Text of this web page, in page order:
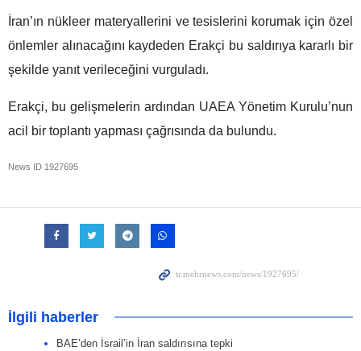
İran’ın nükleer materyallerini ve tesislerini korumak için özel
önlemler alınacağını kaydeden Erakçi bu saldırıya kararlı bir
şekilde yanıt verileceğini vurguladı.
Erakçi, bu gelişmelerin ardından UAEA Yönetim Kurulu’nun
acil bir toplantı yapması çağrısında da bulundu.
News ID 1927695
İlgili haberler
BAE’den İsrail’in İran saldırısına tepki